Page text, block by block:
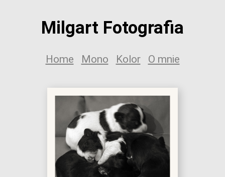
Milgart Fotografia
Home Mono Kolor O mnie